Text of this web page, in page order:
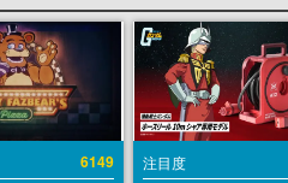
6149 注目度